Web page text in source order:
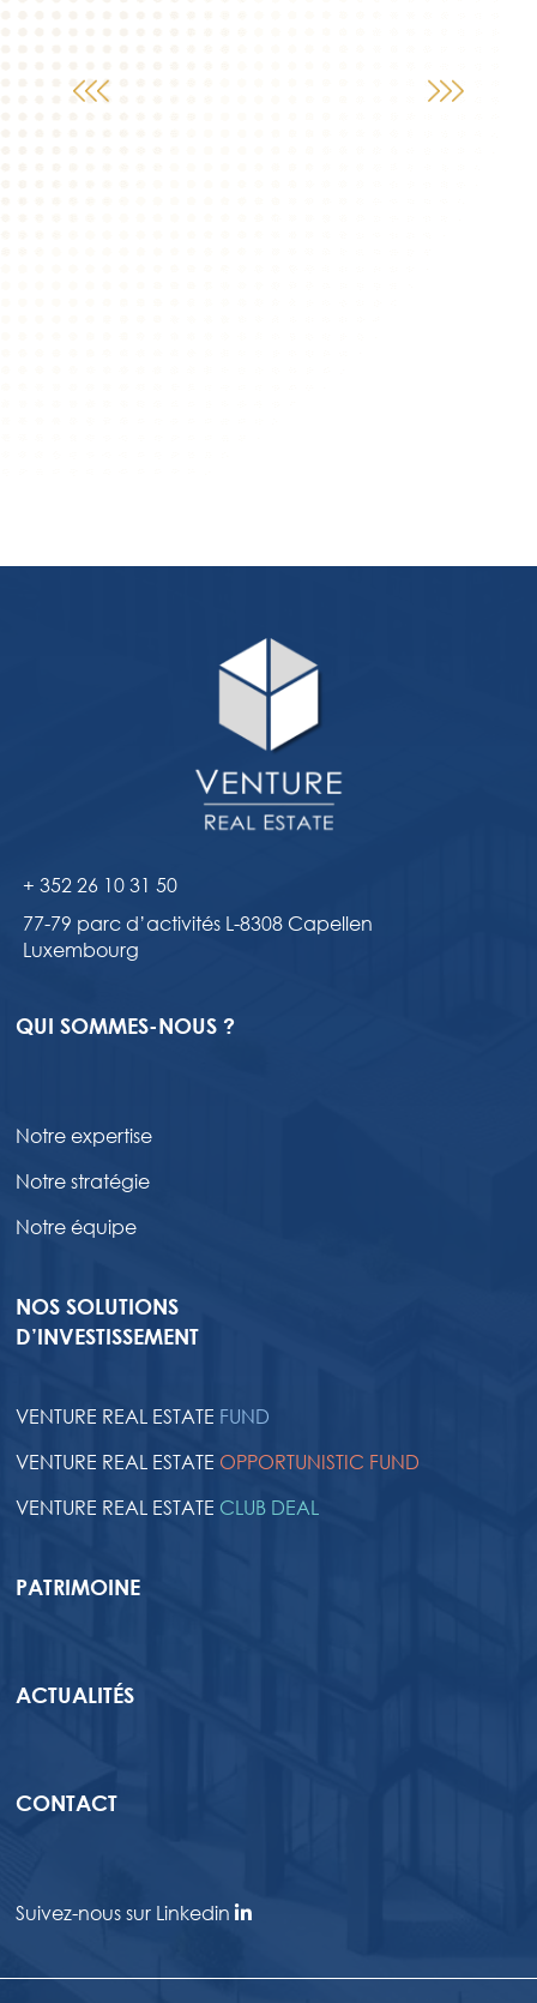
+ 352 26 10 31 50
77-79 parc d’activités L-8308 Capellen
Luxembourg
QUI SOMMES-NOUS ?
Notre expertise
Notre stratégie
Notre équipe
NOS SOLUTIONS
D’INVESTISSEMENT
VENTURE REAL ESTATE FUND
VENTURE REAL ESTATE OPPORTUNISTIC FUND
VENTURE REAL ESTATE CLUB DEAL
PATRIMOINE
ACTUALITÉS
CONTACT
Suivez-nous sur Linkedin